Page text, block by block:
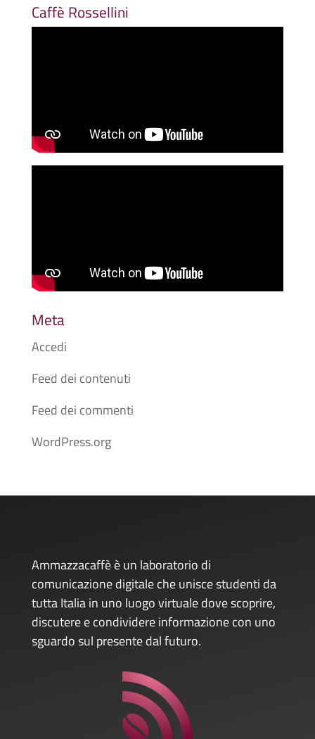
Caffè Rossellini
Meta
Accedi
Feed dei contenuti
Feed dei commenti
WordPress.org
Ammazzacaffè è un laboratorio di
comunicazione digitale che unisce studenti da
tutta Italia in uno luogo virtuale dove scoprire,
discutere e condividere informazione con uno
sguardo sul presente dal futuro.